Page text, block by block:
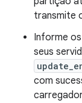
transmite
Informe
seus
com